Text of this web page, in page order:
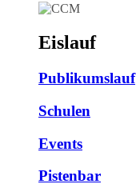
Eislauf
Publikumslauf
Schulen
Events
Pistenbar